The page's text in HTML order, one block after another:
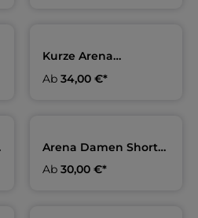
Kurze Arena
Erwachsene & Kids |
Ab 34,00 €*
Arena Damen Shorts
Ab 30,00 €*